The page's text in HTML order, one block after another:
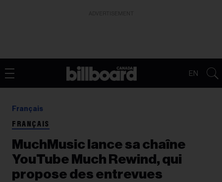
EN
Français
FRANÇAIS
MuchMusic lance sa chaîne
YouTube Much Rewind, qui
propose des entrevues